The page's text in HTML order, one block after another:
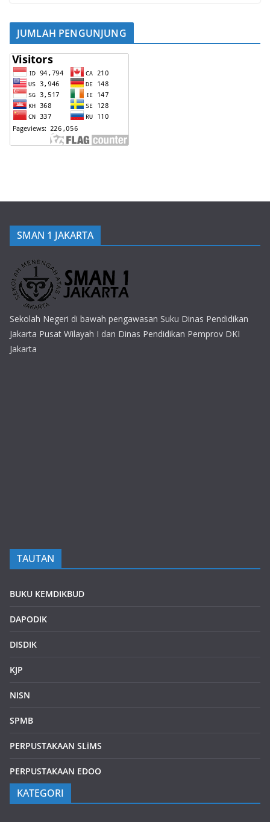
JUMLAH PENGUNJUNG
SMAN 1 JAKARTA
Sekolah Negeri di bawah pengawasan Suku Dinas Pendidikan
Jakarta Pusat Wilayah I dan Dinas Pendidikan Pemprov DKI
Jakarta
TAUTAN
BUKU KEMDIKBUD
DAPODIK
DISDIK
KJP
NISN
SPMB
PERPUSTAKAAN SLiMS
PERPUSTAKAAN EDOO
KATEGORI